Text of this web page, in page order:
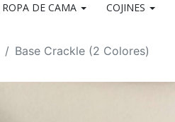
ROPA DE CAMA COJINES
Base Crackle (2 Colores)